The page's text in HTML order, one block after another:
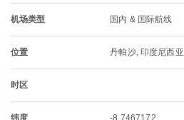
机场类型 国内 & 国际航线
位置 丹帕沙, 印度尼西亚
时区
纬度 -8.7467172